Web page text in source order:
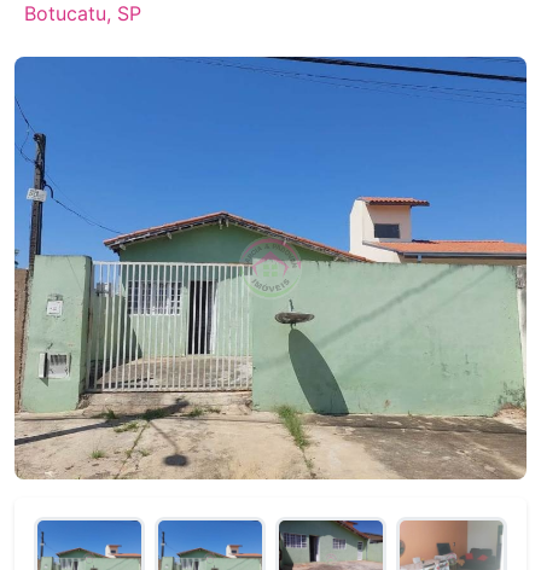
Botucatu, SP